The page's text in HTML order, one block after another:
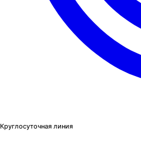
Круглосуточная линия